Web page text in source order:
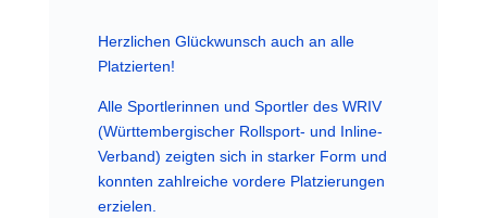
Herzlichen Glückwunsch auch an alle
Platzierten!
Alle Sportlerinnen und Sportler des WRIV
(Württembergischer Rollsport- und Inline-
Verband) zeigten sich in starker Form und
konnten zahlreiche vordere Platzierungen
erzielen.